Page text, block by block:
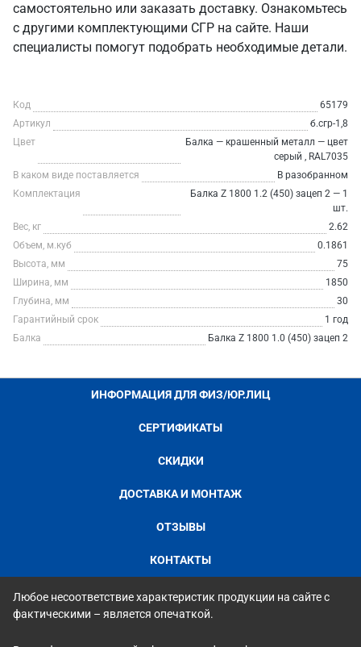
самостоятельно или заказать доставку. Ознакомьтесь
с другими комплектующими СГР на сайте. Наши
специалисты помогут подобрать необходимые детали.
Код
65179
Артикул
б.сгр-1,8
Цвет
Балка — крашенный металл — цвет
серый , RAL7035
В каком виде поставляется
В разобранном
Комплектация
Балка Z 1800 1.2 (450) зацеп 2 — 1
шт.
Вес, кг
2.62
Объем, м.куб
0.1861
Высота, мм
75
Ширина, мм
1850
Глубина, мм
30
Гарантийный срок
1 год
Балка
Балка Z 1800 1.0 (450) зацеп 2
ИНФОРМАЦИЯ ДЛЯ ФИЗ/ЮР.ЛИЦ
СЕРТИФИКАТЫ
СКИДКИ
ДОСТАВКА И МОНТАЖ
ОТЗЫВЫ
КОНТАКТЫ
Любое несоответствие характеристик продукции на сайте с
фактическими – является опечаткой.